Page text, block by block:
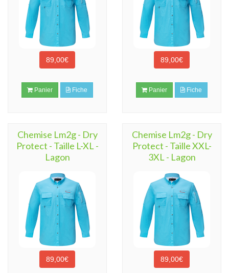
89,00€
Panier Fiche
89,00€
Panier Fiche
Chemise Lm2g - Dry
Protect - Taille L-XL -
Lagon
89,00€
Chemise Lm2g - Dry
Protect - Taille XXL-
3XL - Lagon
89,00€